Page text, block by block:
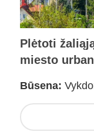
Plėtoti
miesto
Būsena: